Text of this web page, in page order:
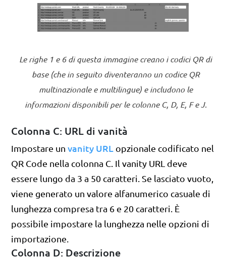
Le righe 1 e 6 di questa immagine creano i codici QR di
base (che in seguito diventeranno un codice QR
multinazionale e multilingue) e includono le
informazioni disponibili per le colonne C, D, E, F e J.
Colonna C: URL di vanità
Impostare unvanity URL opzionale codificato nel
QR Code nella colonna C. Il vanity URL deve
essere lungo da 3 a 50 caratteri. Se lasciato vuoto,
viene generato un valore alfanumerico casuale di
lunghezza compresa tra 6 e 20 caratteri. È
possibile impostare la lunghezza nelle opzioni di
importazione.
Colonna D: Descrizione